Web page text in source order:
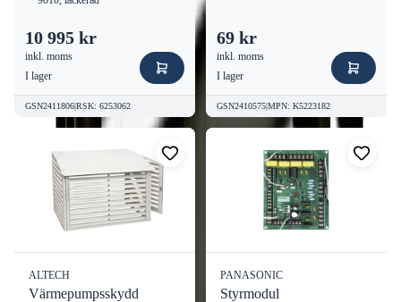
10 995 kr
inkl. moms
I lager
GSN2411806|RSK: 6253062
69 kr
inkl. moms
I lager
GSN2410575|MPN: K5223182
ALTECH
Värmepumpsskydd
PANASONIC
Styrmodul